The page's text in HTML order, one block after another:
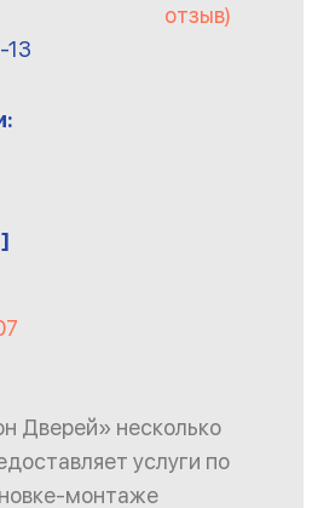
отзыв)
13
Дверей» несколько
услуги по
монтаже